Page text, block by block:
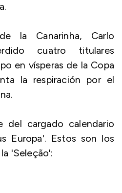
la Canarinha, Carlo
cuatro titulares
en vísperas de la Copa
la respiración por el
del cargado calendario
Europa'. Estos son los
'Seleção':